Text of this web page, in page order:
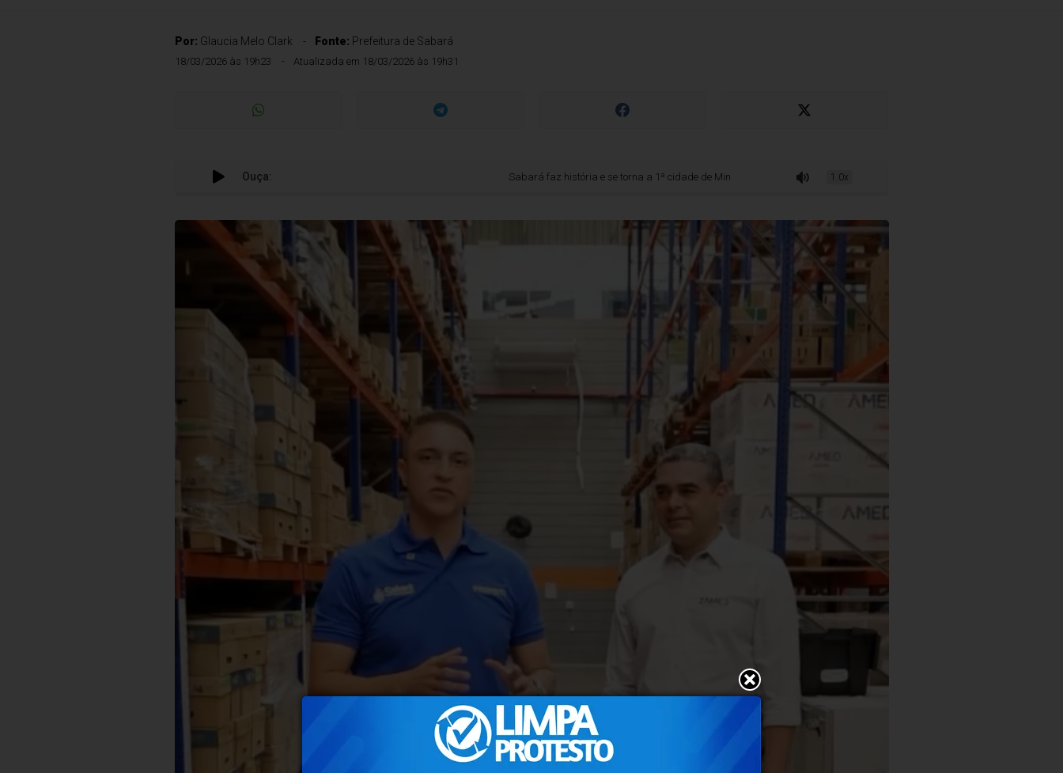
Por: Glaucia Melo Clark Fonte: Prefeitura de Sabará
18/03/2026 às 19h23 Atualizada em 18/03/2026 às 19h31
Ouça: Sabará faz história e se torna a 1ª cidade de Minas a implantar gestão completa de almoxarifado com controle de medicamentos
1.0x